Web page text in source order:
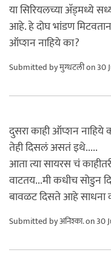
या सिरियलच्या अ‍ॅड्मध्ये
आहे. हे दोघ भांडण
ऑप्शन नाहिये का?
Submitted byमुग्धटलीon 30
दुसरा काही ऑप्शन नाहिये
तेही दिसलं असतं इथे.....
आता त्या सायरस चं
वाटतय...मी कधीच सोडुन
बावळट दिसते आहे
Submitted byअनिश्का.on 30